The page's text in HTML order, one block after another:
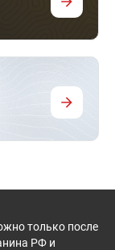
только после
РФ и